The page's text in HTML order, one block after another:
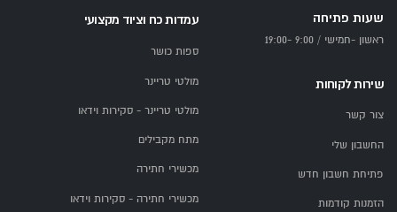
שעות פתיחה
ראשון -חמישי / 9:00 -19:00
שירות לקוחות
צור קשר
החשבון שלי
פתיחת חשבון חדש
הזמנות קודמות
עמדות כח וציוד מקצועי
ספות כושר
מולטי טריינר
מולטי טריינר - סקירות וידאו
מתח מקבילים
מכשירי חתירה
מכשירי חתירה - סקירות וידאו